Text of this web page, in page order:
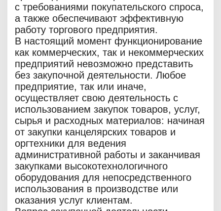
с требованиями покупательского спроса,
а также обеспечивают эффективную
работу торгового предприятия.
В настоящий момент функционирование
как коммерческих, так и некоммерческих
предприятий невозможно представить
без закупочной деятельности. Любое
предприятие, так или иначе,
осуществляет свою деятельность с
использованием закупок товаров, услуг,
сырья и расходных материалов: начиная
от закупки канцелярских товаров и
оргтехники для ведения
административной работы и заканчивая
закупками высокотехнологичного
оборудования для непосредственного
использования в производстве или
оказания услуг клиентам.